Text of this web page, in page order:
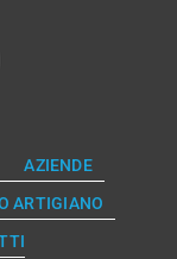
AZIENDE
ARTIGIANO